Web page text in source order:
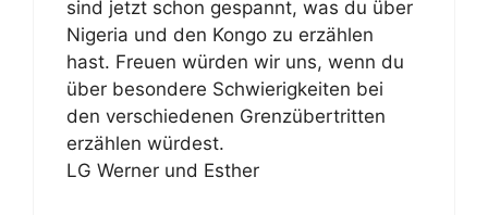
sind jetzt schon gespannt, was du über
Nigeria und den Kongo zu erzählen
hast. Freuen würden wir uns, wenn du
über besondere Schwierigkeiten bei
den verschiedenen Grenzübertritten
erzählen würdest.
LG Werner und Esther